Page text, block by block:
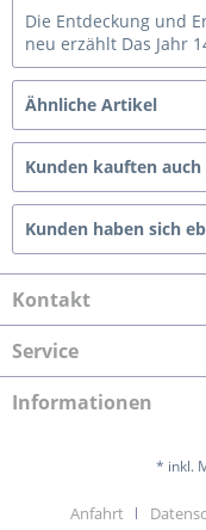
Die Entdeckung und
neu erzählt Das Jahr
Ähnliche Artikel
Kunden kauften auch
Kunden haben sich
Kontakt
Service
Informationen
* inkl.
Anfahrt